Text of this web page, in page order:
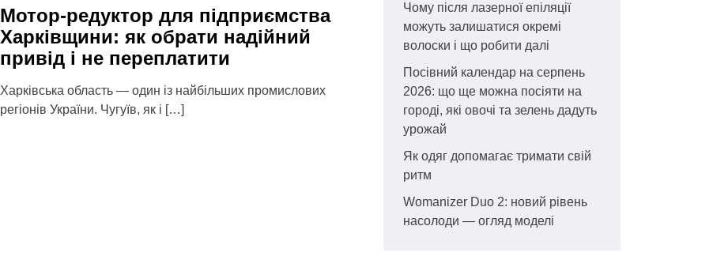
Мотор-редуктор для підприємства
Харківщини: як обрати надійний
привід і не переплатити
Харківська область — один із найбільших промислових
регіонів України. Чугуїв, як і […]
Чому після лазерної епіляції
можуть залишатися окремі
волоски і що робити далі
Посівний календар на серпень
2026: що ще можна посіяти на
городі, які овочі та зелень дадуть
урожай
Як одяг допомагає тримати свій
ритм
Womanizer Duo 2: новий рівень
насолоди — огляд моделі